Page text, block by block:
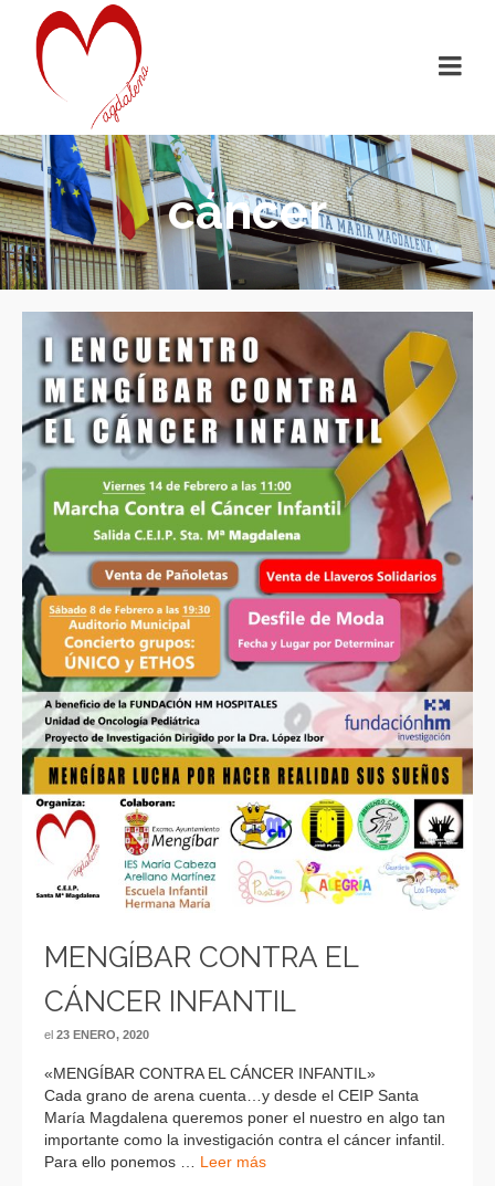
cáncer
MENGÍBAR CONTRA EL
CÁNCER INFANTIL
el 23 ENERO, 2020
«MENGÍBAR CONTRA EL CÁNCER INFANTIL»
Cada grano de arena cuenta…y desde el CEIP Santa
María Magdalena queremos poner el nuestro en algo tan
importante como la investigación contra el cáncer infantil.
Para ello ponemos … Leer más